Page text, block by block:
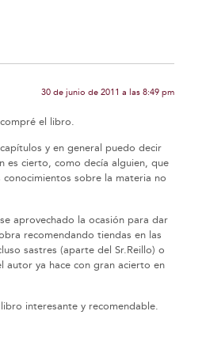
30 de junio de 2011 a las 8:49 pm
el libro.
y en general puedo decir
es cierto, como decía alguien, que
sobre la materia no
aprovechado la ocasión para dar
recomendando tiendas en las
sastres (aparte del Sr.Reillo) o
autor ya hace con gran acierto en
interesante y recomendable.